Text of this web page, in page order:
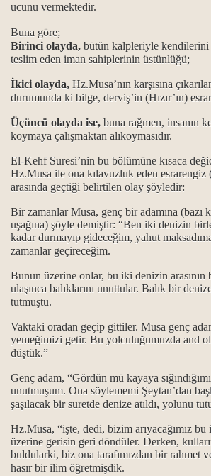
ucunu vermektedir.
Buna göre;
Birinci olayda, bütün kalpleriyle kendilerini
teslim eden iman sahiplerinin üstünlüğü;
İkici olayda, Hz.Musa’nın karşısına
durumunda ki bilge, derviş’in (Hızır’ın)
Üçüncü olayda ise, buna rağmen, insanın
koymaya çalışmaktan alıkoymasıdır.
El-Kehf Suresi’nin bu bölümüne kısaca
Hz.Musa ile ona kılavuzluk eden esrarengiz
arasında geçtiği belirtilen olay şöyledir:
Bir zamanlar Musa, genç bir adamına (bazı
uşağına) şöyle demiştir: “Ben iki denizin
kadar durmayıp gideceğim, yahut
zamanlar geçireceğim.
Bunun üzerine onlar, bu iki denizin arasının
ulaşınca balıklarını unuttular. Balık bir
tutmuştu.
Vaktaki oradan geçip gittiler. Musa genç
yemeğimizi getir. Bu yolculuğumuzda and
düştük.”
Genç adam, “Gördün mü kayaya
unutmuşum. Ona söylememi Şeytan’dan
şaşılacak bir suretde denize atıldı, yolunu
Hz.Musa, “işte, dedi, bizim arıyacağımız
üzerine gerisin geri döndüler. Derken,
buldularki, biz ona tarafımızdan bir rahmet
hasır bir ilim öğretmişdik.
başka yol bilmeyiz...
Kan ve can ile, verilen ikrardır...